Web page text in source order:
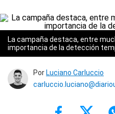
La campaña destaca, entre
importancia de la detección
Por Luciano Carluccio